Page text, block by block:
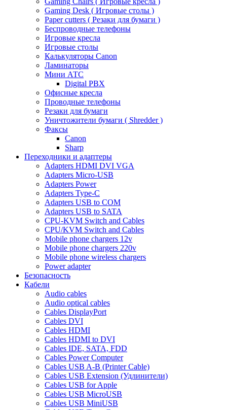
Gaming Desk ( Игровые столы )
Paper cutters ( Резаки для бумаги )
Беспроводные телефоны
Игровые кресла
Игровые столы
Калькуляторы Canon
Ламинаторы
Мини АТС
Digital PBX
Офисные кресла
Проводные телефоны
Резаки для бумаги
Уничтожители бумаги ( Shredder )
Факсы
Canon
Sharp
Переходники и адаптеры
Adapters HDMI DVI VGA
Adapters Micro-USB
Adapters Power
Adapters Type-C
Adapters USB to COM
Adapters USB to SATA
CPU-KVM Switch and Cables
CPU/KVM Switch and Cables
Mobile phone chargers 12v
Mobile phone chargers 220v
Mobile phone wireless chargers
Power adapter
Безопасность
Кабели
Audio cables
Audio optical cables
Cables DisplayPort
Cables DVI
Cables HDMI
Cables HDMI to DVI
Cables IDE, SATA, FDD
Cables Power Computer
Cables USB A-B (Printer Cable)
Cables USB Extension (Удлинители)
Cables USB for Apple
Cables USB MicroUSB
Cables USB MiniUSB